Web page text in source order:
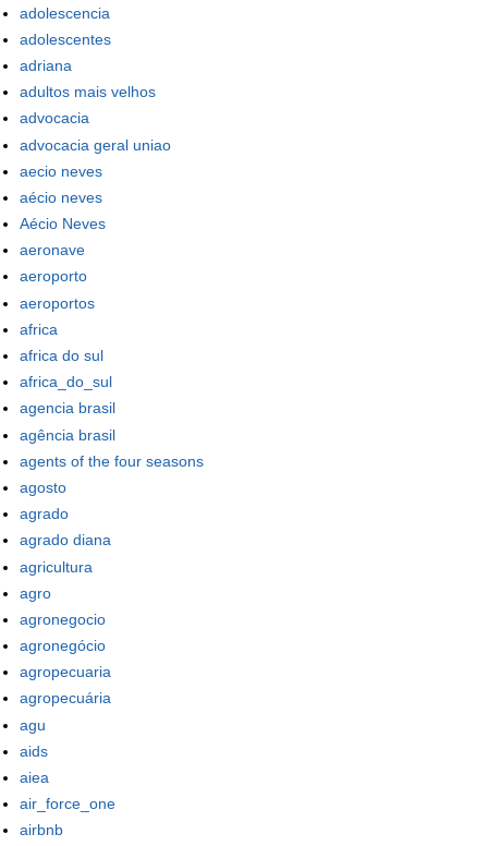
adolescencia
adolescentes
adriana
adultos mais velhos
advocacia
advocacia geral uniao
aecio neves
aécio neves
Aécio Neves
aeronave
aeroporto
aeroportos
africa
africa do sul
africa_do_sul
agencia brasil
agência brasil
agents of the four seasons
agosto
agrado
agrado diana
agricultura
agro
agronegocio
agronegócio
agropecuaria
agropecuária
agu
aids
aiea
air_force_one
airbnb